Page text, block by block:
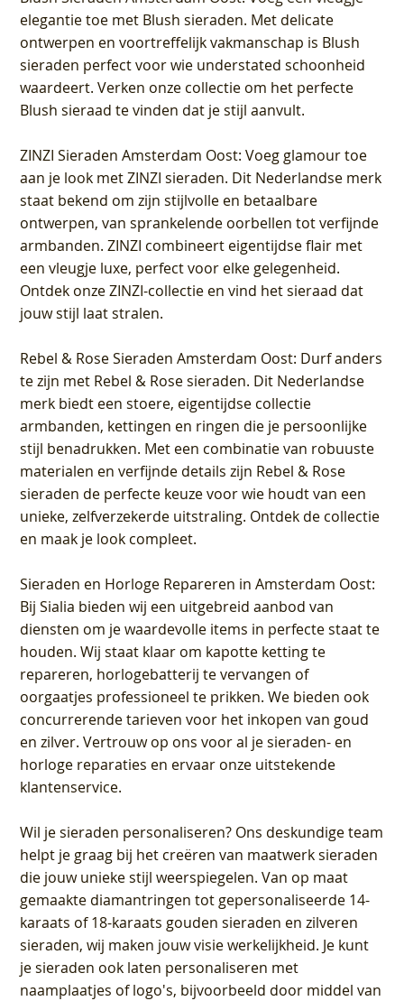
elegantie toe met Blush sieraden. Met delicate
ontwerpen en voortreffelijk vakmanschap is Blush
sieraden perfect voor wie understated schoonheid
waardeert. Verken onze collectie om het perfecte
Blush sieraad te vinden dat je stijl aanvult.
ZINZI Sieraden Amsterdam Oost: Voeg glamour toe
aan je look met ZINZI sieraden. Dit Nederlandse merk
staat bekend om zijn stijlvolle en betaalbare
ontwerpen, van sprankelende oorbellen tot verfijnde
armbanden. ZINZI combineert eigentijdse flair met
een vleugje luxe, perfect voor elke gelegenheid.
Ontdek onze ZINZI-collectie en vind het sieraad dat
jouw stijl laat stralen.
Rebel & Rose Sieraden Amsterdam Oost: Durf anders
te zijn met Rebel & Rose sieraden. Dit Nederlandse
merk biedt een stoere, eigentijdse collectie
armbanden, kettingen en ringen die je persoonlijke
stijl benadrukken. Met een combinatie van robuuste
materialen en verfijnde details zijn Rebel & Rose
sieraden de perfecte keuze voor wie houdt van een
unieke, zelfverzekerde uitstraling. Ontdek de collectie
en maak je look compleet.
Sieraden en Horloge Repareren in Amsterdam Oost:
Bij Sialia bieden wij een uitgebreid aanbod van
diensten om je waardevolle items in perfecte staat te
houden. Wij staat klaar om kapotte ketting te
repareren, horlogebatterij te vervangen of
oorgaatjes professioneel te prikken. We bieden ook
concurrerende tarieven voor het inkopen van goud
en zilver. Vertrouw op ons voor al je sieraden- en
horloge reparaties en ervaar onze uitstekende
klantenservice.
Wil je sieraden personaliseren? Ons deskundige team
helpt je graag bij het creëren van maatwerk sieraden
die jouw unieke stijl weerspiegelen. Van op maat
gemaakte diamantringen tot gepersonaliseerde 14-
karaats of 18-karaats gouden sieraden en zilveren
sieraden, wij maken jouw visie werkelijkheid. Je kunt
je sieraden ook laten personaliseren met
naamplaatjes of logo's, bijvoorbeeld door middel van